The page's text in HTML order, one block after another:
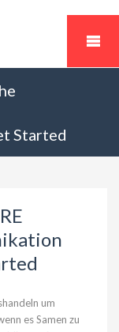
Started
um
es Samen zu